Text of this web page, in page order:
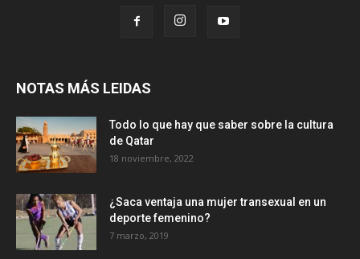
NOTAS MÁS LEIDAS
Todo lo que hay que saber sobre la cultura
de Qatar
18 noviembre, 2022
¿Saca ventaja una mujer transexual en un
deporte femenino?
7 marzo, 2019